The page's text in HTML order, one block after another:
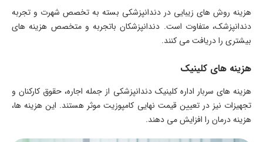
هزینه روش های زیبایی در دندانپزشکی بسته به تخصص شهرت و تجربه
دندانپزشک، متفاوت است. دندانپزشکان باتجربه و متخصص هزینه های
بیشتری را دریافت می کنند.
هزینه های کلینیک
هزینه های سربار اداره کلینیک دندانپزشکی از جمله اجاره، حقوق کارکنان و
تجهیزات نیز در تعیین قیمت نهایی کامپوزیت موثر هستند. این هزینه ها،
هزینه درمان را افزایش می دهند.